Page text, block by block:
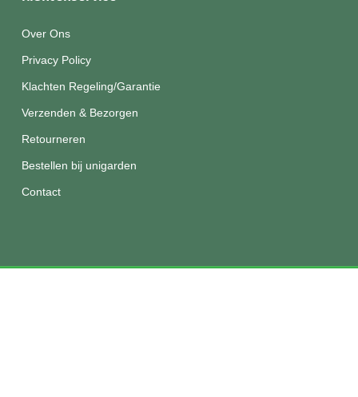
Over Ons
Privacy Policy
Klachten Regeling/Garantie
Verzenden & Bezorgen
Retourneren
Bestellen bij unigarden
Contact